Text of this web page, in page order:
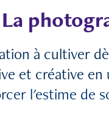
La
on à cultiver
et créative
cer l'estime de